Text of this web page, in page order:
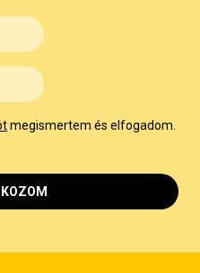
megismertem és elfogadom.